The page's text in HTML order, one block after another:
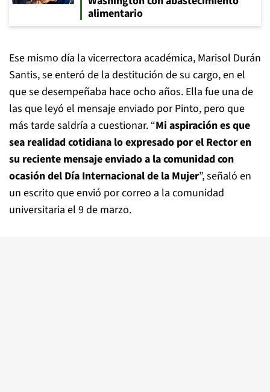
alimentario
Ese mismo día la vicerrectora académica, Marisol Durán
Santis, se enteró de la destitución de su cargo, en el
que se desempeñaba hace ocho años. Ella fue una de
las que leyó el mensaje enviado por Pinto, pero que
más tarde saldría a cuestionar. “Mi aspiración es que
sea realidad cotidiana lo expresado por el Rector en
su reciente mensaje enviado a la comunidad con
ocasión del Día Internacional de la Mujer”, señaló en
un escrito que envió por correo a la comunidad
universitaria el 9 de marzo.